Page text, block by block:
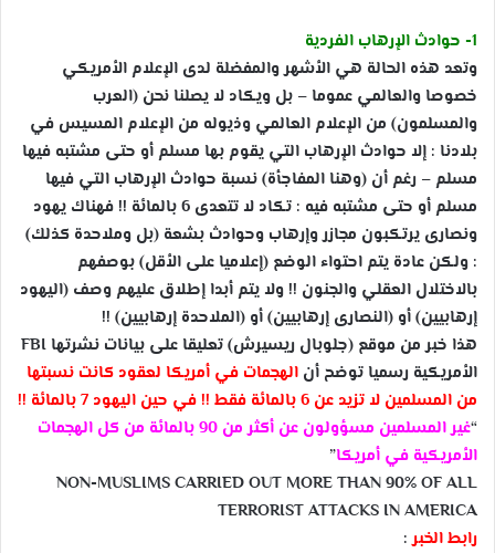
1- حوادث الإرهاب الفردية
وتعد هذه الحالة هي الأشهر والمفضلة لدى الإعلام الأمريكي
خصوصا والعالمي عموما – بل ويكاد لا يصلنا نحن (العرب
والمسلمون) من الإعلام العالمي وذيوله من الإعلام المسيس في
بلادنا : إلا حوادث الإرهاب التي يقوم بها مسلم أو حتى مشتبه فيها
مسلم – رغم أن (وهنا المفاجأة) نسبة حوادث الإرهاب التي فيها
مسلم أو حتى مشتبه فيه : تكاد لا تتعدى 6 بالمائة !! فهناك يهود
ونصارى يرتكبون مجازر وإرهاب وحوادث بشعة (بل وملاحدة كذلك)
: ولكن عادة يتم احتواء الوضع (إعلاميا على الأقل) بوصفهم
بالاختلال العقلي والجنون !! ولا يتم أبدا إطلاق عليهم وصف (اليهود
إرهابيين) أو (النصارى إرهابيين) أو (الملاحدة إرهابيين) !!
هذا خبر من موقع (جلوبال ريسيرش) تعليقا على بيانات نشرتها FBI
الأمريكية رسميا توضح أن الهجمات في أمريكا لعقود كانت نسبتها
من المسلمين لا تزيد عن 6 بالمائة فقط !! في حين اليهود 7 بالمائة !!
“
غير المسلمين مسؤولون عن أكثر من 90 بالمائة من كل الهجمات
الأمريكية في أمريكا”
NON-MUSLIMS CARRIED OUT MORE THAN 90% OF ALL
TERRORIST ATTACKS IN AMERICA
رابط الخبر: